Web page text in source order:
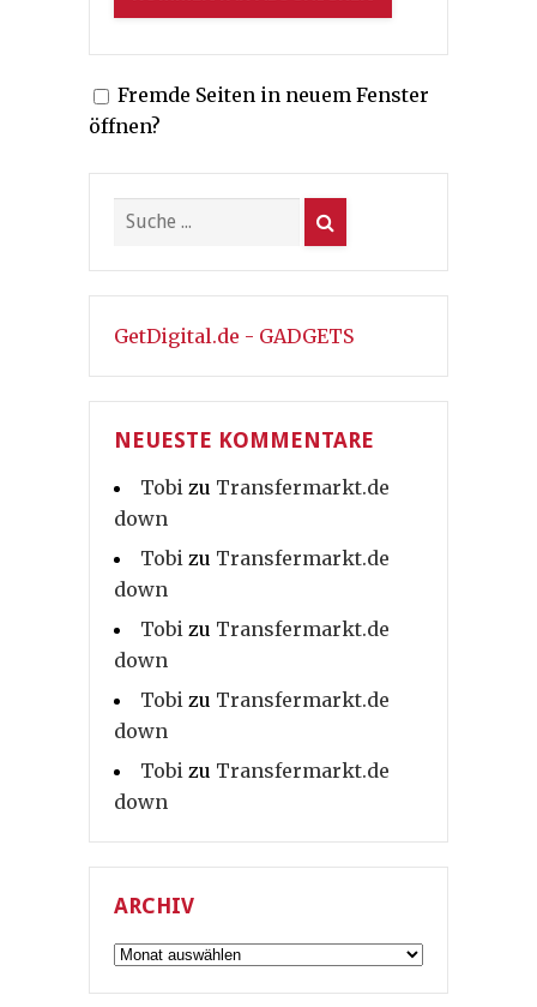
Fremde Seiten in neuem Fenster
öffnen?
GetDigital.de - GADGETS
NEUESTE KOMMENTARE
Tobi zu Transfermarkt.de
down
Tobi zu Transfermarkt.de
down
Tobi zu Transfermarkt.de
down
Tobi zu Transfermarkt.de
down
Tobi zu Transfermarkt.de
down
ARCHIV
Archiv